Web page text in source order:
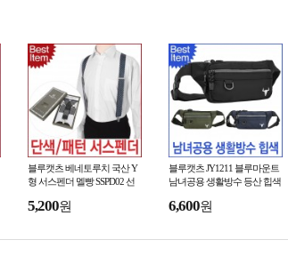
블루캣츠 베네토루치 국산 Y
형 서스펜더 멜빵 SSPD02 선
5,200원
블루캣츠 JY1211 블루마운트
남녀공용 생활방수 등산 힙색
6,600원